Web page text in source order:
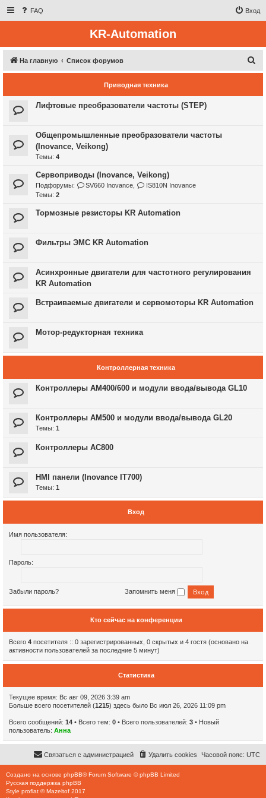
FAQ Вход
KR-Automation
На главную Список форумов
о
Приводная техника
Лифтовые преобразователи частоты (STEP)
Общепромышленные преобразователи частоты
(Inovance, Veikong)
Темы: 4
Сервоприводы (Inovance, Veikong)
Подфорумы: SV660 Inovance
IS810N Inovance
Темы: 2
Тормозные резисторы KR Automation
Фильтры ЭМС KR Automation
Асинхронные двигатели для частотного регулирования
KR Automation
Встраиваемые двигатели и сервомоторы KR Automation
Мотор-редукторная техника
Контроллерная техника
Контроллеры AM400/600 и модули ввода/вывода GL10
Контроллеры AM500 и модули ввода/вывода GL20
Темы: 1
Контроллеры AC800
HMI панели (Inovance IT700)
Темы: 1
Вход
Имя пользователя:
Пароль:
Забыли пароль? Запомнить меня
Кто сейчас на конференции
Всего 4 посетителя :: 0 зарегистрированных, 0 скрытых и 4 гостя (основано на
активности пользователей за последние 5 минут)
Статистика
Текущее время: Вс авг 09, 2026 3:39 am
Больше всего посетителей (1215) здесь было Вс июл 26, 2026 11:09 pm
Всего сообщений: 14 • Всего тем: 0 • Всего пользователей: 3 • Новый
пользователь: Анна
Часовой пояс: UTC
Удалить cookies
Связаться с администрацией
Создано на основе phpBB® Forum Software © phpBB Limited
Русская поддержка phpBB
Style proflat ©Mazeltof 2017